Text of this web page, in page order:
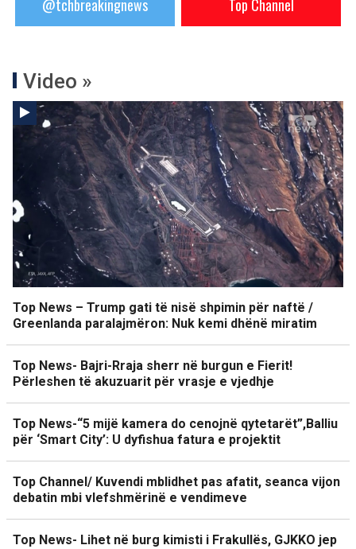
@tchbreakingnews Top Channel
Video »
Top News – Trump gati të nisë shpimin për naftë /
Greenlanda paralajmëron: Nuk kemi dhënë miratim
Top News- Bajri-Rraja sherr në burgun e Fierit!
Përleshen të akuzuarit për vrasje e vjedhje
Top News-“5 mijë kamera do cenojnë qytetarët”,Balliu
për ‘Smart City’: U dyfishua fatura e projektit
Top Channel/ Kuvendi mblidhet pas afatit, seanca vijon
debatin mbi vlefshmërinë e vendimeve
Top News- Lihet në burg kimisti i Frakullës, GJKKO jep